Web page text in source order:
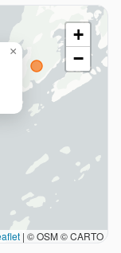
×
+
−
| © OSM © CARTO